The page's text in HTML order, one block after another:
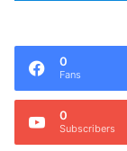
0
Fans
0
Subscribers